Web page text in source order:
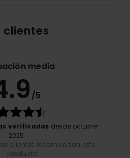
clientes
media
/5
verificadas desde octubre
2025
clientes recomiendan este
producto